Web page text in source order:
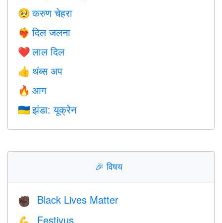
🥺 करुण चेहरा
❤️‍🔥 दिल जलना
❤️ लाल दिल
👍 थंब्स अप
🔥 आग
🇺🇦 झंडा: यूक्रेन
🎉विषय
✊🏿 Black Lives Matter
Festivus